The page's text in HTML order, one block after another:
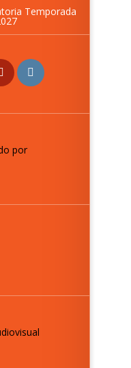
Temporada
por